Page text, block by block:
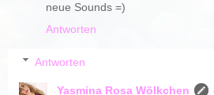
neue Sounds =)
Antworten
Antworten
Yasmina Rosa Wölkchen